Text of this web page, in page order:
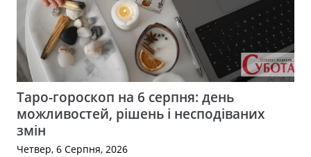
Таро-гороскоп на 6 серпня: день
можливостей, рішень і несподіваних
змін
Четвер, 6 Серпня, 2026